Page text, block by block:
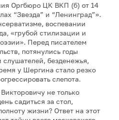
Оргбюро ЦК ВКП (б) от 14
“Звезда” и “Ленинград”».
воспевании
«грубой стилизации и
Перед писателем
потянулись годы
слушателей, безденежья,
у Шергина стало резко
слепота.
не только
садиться за стол,
жизни? Ответ на этот